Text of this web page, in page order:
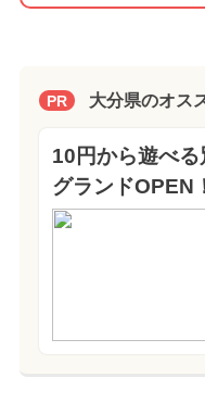
PR 大分県のオス
10円から遊べ
グランドOPEN